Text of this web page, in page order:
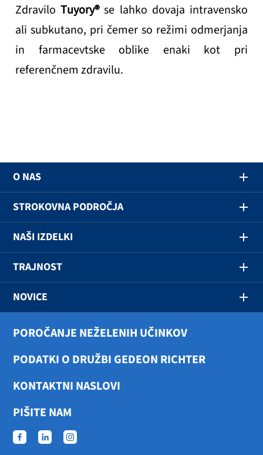
ZdraviloTuyory®se lahko dovaja intravensko
ali subkutano, pri čemer so režimi odmerjanja
in farmacevtske oblike enaki kot pri
referenčnem zdravilu.
O NAS
STROKOVNA PODROČJA
NAŠI IZDELKI
TRAJNOST
NOVICE
POROČANJE NEŽELENIH UČINKOV
PODATKI O DRUŽBI GEDEON RICHTER
KONTAKTNI NASLOVI
PIŠITE NAM